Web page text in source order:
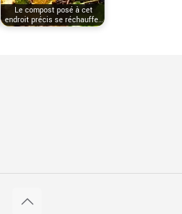
Le compost posé à cet
endroit précis se réchauffe…